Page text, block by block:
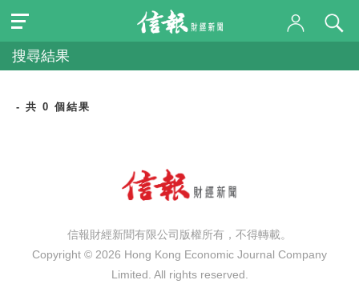
搜尋結果
- 共 0 個結果
信報財經新聞有限公司版權所有，不得轉載。
Copyright © 2026 Hong Kong Economic Journal Company
Limited. All rights reserved.